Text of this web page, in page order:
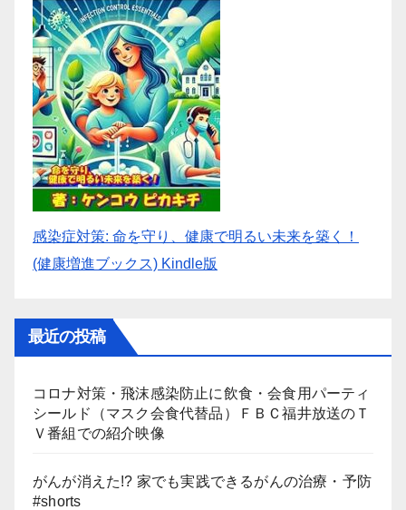
感染症対策: 命を守り、健康で明るい未来を築く！
(健康増進ブックス) Kindle版
最近の投稿
コロナ対策・飛沫感染防止に飲食・会食用パーティ
シールド（マスク会食代替品）ＦＢＣ福井放送のＴ
Ｖ番組での紹介映像
がんが消えた!? 家でも実践できるがんの治療・予防
#shorts